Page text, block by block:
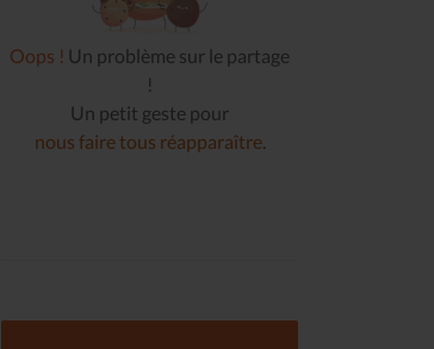
Oops ! Un problème sur le partage
!
Un petit geste pour
nous faire tous réapparaître.